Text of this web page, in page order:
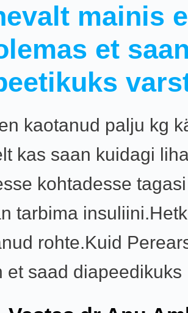
mainis
et
kaotanud palju kg
kas saan kuidagi
kohtadesse
tarbima
rohte.Kuid
et saad diapeedikuks